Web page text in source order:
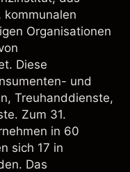
kommunalen
Organisationen
Diese
und
Treuhanddienste,
Zum 31.
in 60
sich 17 in
Das